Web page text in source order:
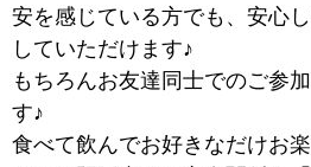
安を感じている方でも、安心
していただけます♪
もちろんお友達同士でのご参
す♪
食べて飲んでお好きなだけお